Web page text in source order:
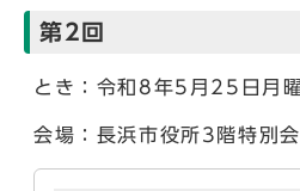
第2回
とき：令和8年5月25日月
会場：長浜市役所3階特別